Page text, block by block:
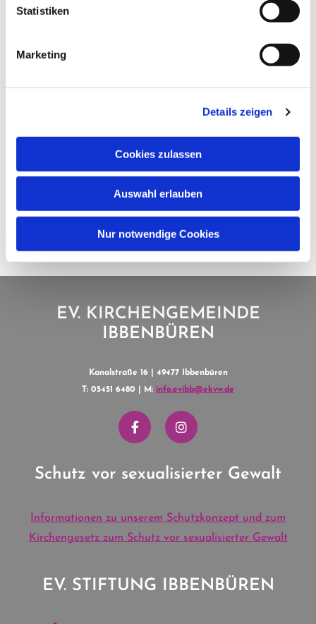
Statistiken
Marketing
Details zeigen
Cookies zulassen
Auswahl erlauben
Nur notwendige Cookies
EV. KIRCHENGEMEINDE
IBBENBÜREN
Kanalstraße 16 | 49477 Ibbenbüren
T: 05451 6480 | M: info.evibb@ekvw.de
Schutz vor sexualisierter Gewalt
Informationen zu unserem Schutzkonzept und zum
Kirchengesetz zum Schutz vor sexualisierter Gewalt
EV. STIFTUNG IBBENBÜREN